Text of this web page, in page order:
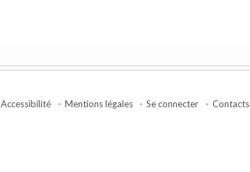
Accessibilité Mentions légales Se connecter Contacts